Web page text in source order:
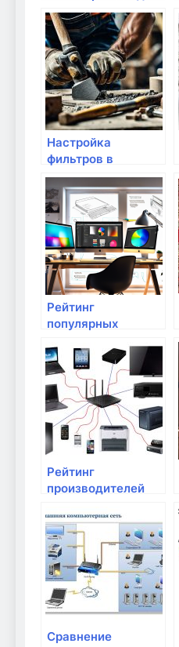
домашних
пользователей
Настройка
фильтров в
домашнем
роутере: зачем и
как?
Рейтинг
популярных
обработки видео в
сети
Рейтинг
производителей
что выбрать?
Сравнение